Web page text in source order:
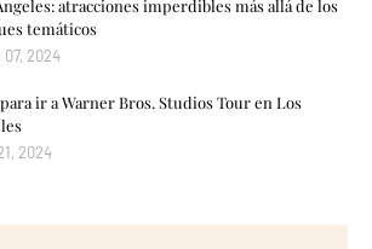
atracciones imperdibles más allá de los
temáticos
2024
ir a Warner Bros. Studios Tour en Los
2024